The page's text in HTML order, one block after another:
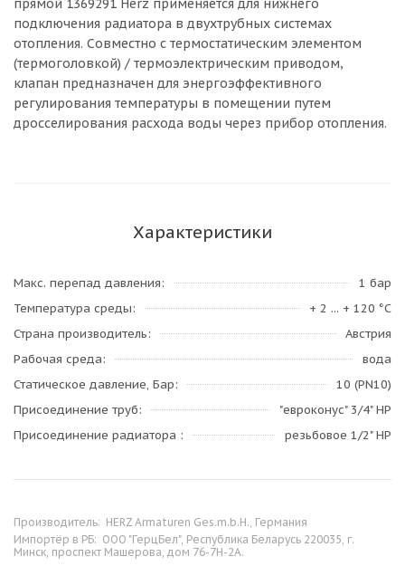
прямой 1369291 Herz применяется для нижнего
подключения радиатора в двухтрубных системах
отопления. Совместно с термостатическим элементом
(термоголовкой) / термоэлектрическим приводом,
клапан предназначен для энергоэффективного
регулирования температуры в помещении путем
дросселирования расхода воды через прибор отопления.
Характеристики
Макс. перепад давления
1 бар
Температура среды
+ 2 ... + 120 °C
Страна производитель
Австрия
Рабочая среда
вода
Статическое давление, Бар
10 (PN10)
Присоединение труб
"евроконус" 3/4" НР
Присоединение радиатора
резьбовое 1/2" НР
Производитель: HERZ Armaturen Ges.m.b.H., Германия
Импортёр в РБ: ООО "ГерцБел", Республика Беларусь 220035, г.
Минск, проспект Машерова, дом 76-7Н-2А.